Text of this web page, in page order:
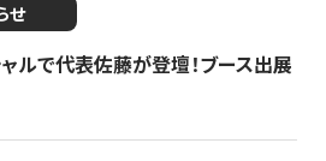
せ
ルで代表佐藤が登壇！ブース出展